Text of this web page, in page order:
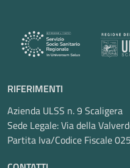
RIFERIMENTI
Azienda ULSS n. 9 Scaligera
Sede Legale: Via della
Partita Iva/Codice Fiscale